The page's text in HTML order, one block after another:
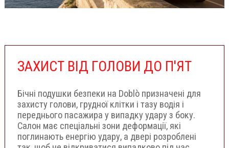
ЗАХИСТ ВІД ГОЛОВИ ДО П'ЯТ
Бічні подушки безпеки на Doblò призначені для
захисту голови, грудної клітки і тазу водія і
переднього пасажира у випадку удару з боку.
Салон має спеціальні зони деформації, які
поглинають енергію удару, а двері розроблені